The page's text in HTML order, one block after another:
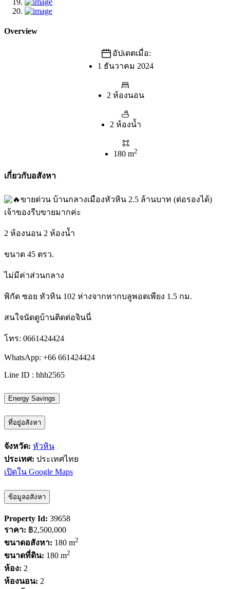
Overview
อัปเดตเมื่อ:
1 ธันวาคม 2024
2 ห้องนอน
2 ห้องน้ำ
180 m2
เกี่ยวกับอสังหา
ขายด่วน บ้านกลางเมืองหัวหิน 2.5 ล้านบาท (ต่อรองได้)
เจ้าของรีบขายมากค่ะ
2 ห้องนอน 2 ห้องน้ำ
ขนาด 45 ตรว.
ไม่มีค่าส่วนกลาง
พิกัด ซอย หัวหิน 102 ห่างจากหากบลูพอตเพียง 1.5 กม.
สนใจนัดดูบ้านติดต่อจินนี่
โทร: 0661424424
WhatsApp: +66 661424424
Line ID : hhh2565
Energy Savings
ที่อยู่อสังหา
จังหวัด: หัวหิน
ประเทศ: ประเทศไทย
เปิดใน Google Maps
ข้อมูลอสังหา
Property Id: 39658
ราคา: ฿2,500,000
ขนาดอสังหา: 180 m2
ขนาดที่ดิน: 180 m2
ห้อง: 2
ห้องนอน: 2